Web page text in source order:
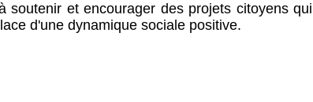
et encourager des projets citoyens qui
d'une dynamique sociale positive.